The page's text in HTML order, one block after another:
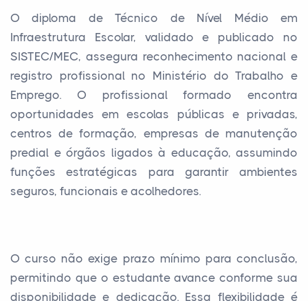
O diploma de Técnico de Nível Médio em
Infraestrutura Escolar, validado e publicado no
SISTEC/MEC, assegura reconhecimento nacional e
registro profissional no Ministério do Trabalho e
Emprego. O profissional formado encontra
oportunidades em escolas públicas e privadas,
centros de formação, empresas de manutenção
predial e órgãos ligados à educação, assumindo
funções estratégicas para garantir ambientes
seguros, funcionais e acolhedores.
O curso não exige prazo mínimo para conclusão,
permitindo que o estudante avance conforme sua
disponibilidade e dedicação. Essa flexibilidade é